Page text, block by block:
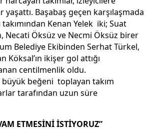
yaşattı. Başabaş geçen karşılaşmada
Kenan Yelek iki; Suat
Necati Öksüz ve Necmi Öksüz birer
Belediye Ekibinden Serhat Türkel,
Köksal’ın ikişer gol attığı
centilmenlik oldu.
büyük beğeni toplayan takım
tarafından uzun süre
ETMESİNİ İSTİYORUZ”